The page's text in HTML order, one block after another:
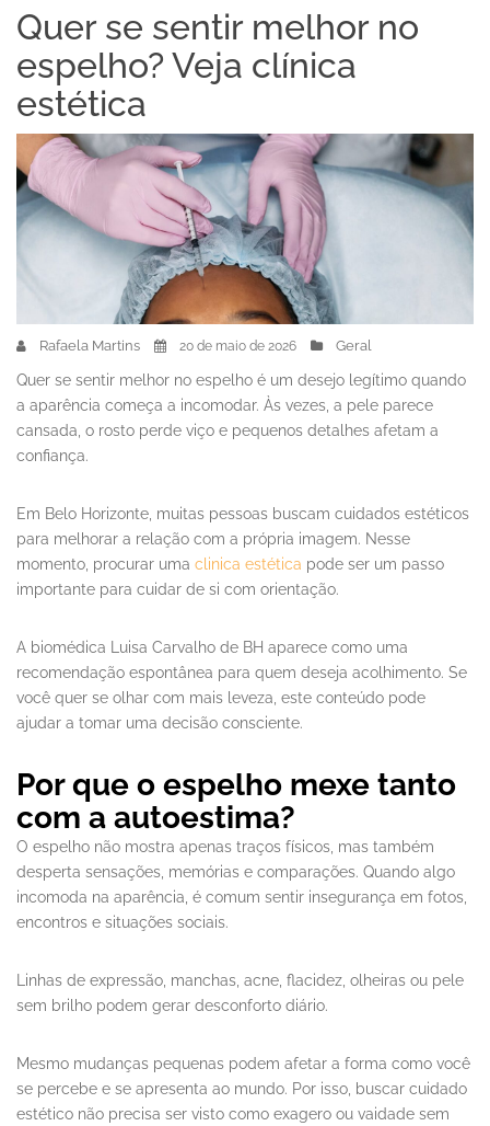
Quer se sentir melhor no
espelho? Veja clínica
estética
Rafaela Martins 20 de maio de 2026 Geral
Quer se sentir melhor no espelho é um desejo legítimo quando
a aparência começa a incomodar. Às vezes, a pele parece
cansada, o rosto perde viço e pequenos detalhes afetam a
confiança.
Em Belo Horizonte, muitas pessoas buscam cuidados estéticos
para melhorar a relação com a própria imagem. Nesse
momento, procurar uma clinica estética pode ser um passo
importante para cuidar de si com orientação.
A biomédica Luisa Carvalho de BH aparece como uma
recomendação espontânea para quem deseja acolhimento. Se
você quer se olhar com mais leveza, este conteúdo pode
ajudar a tomar uma decisão consciente.
Por que o espelho mexe tanto
com a autoestima?
O espelho não mostra apenas traços físicos, mas também
desperta sensações, memórias e comparações. Quando algo
incomoda na aparência, é comum sentir insegurança em fotos,
encontros e situações sociais.
Linhas de expressão, manchas, acne, flacidez, olheiras ou pele
sem brilho podem gerar desconforto diário.
Mesmo mudanças pequenas podem afetar a forma como você
se percebe e se apresenta ao mundo. Por isso, buscar cuidado
estético não precisa ser visto como exagero ou vaidade sem